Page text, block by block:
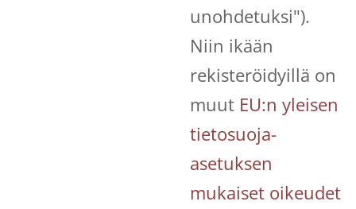
unohdetuksi").
Niin ikään
rekisteröidyillä on
muut EU:n yleisen
tietosuoja-
asetuksen
mukaiset oikeudet